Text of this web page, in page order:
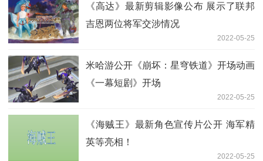
《高达》最新剪辑影像公布 展示了联邦
吉恩两位将军交涉情况
2022-05-25
米哈游公开《崩坏：星穹铁道》开场动画
《一幕短剧》开场
2022-05-25
《海贼王》最新角色宣传片公开 海军精
英等亮相！
2022-05-25